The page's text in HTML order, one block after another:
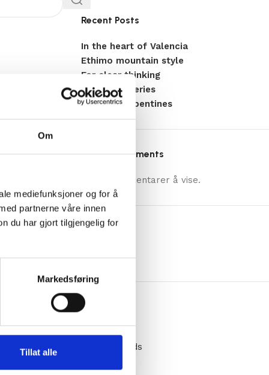
Om
mediefunksjoner og for å
partnerne våre innen
du har gjort tilgjengelig for
Markedsføring
Tillat alle
Recent Posts
In the heart of Valencia
Ethimo mountain style
For clear thinking
The clean series
Flowing serpentines
Recent Comments
Ingen kommentarer å vise.
Archives
april 2023
Categories
Decoration
Design trends